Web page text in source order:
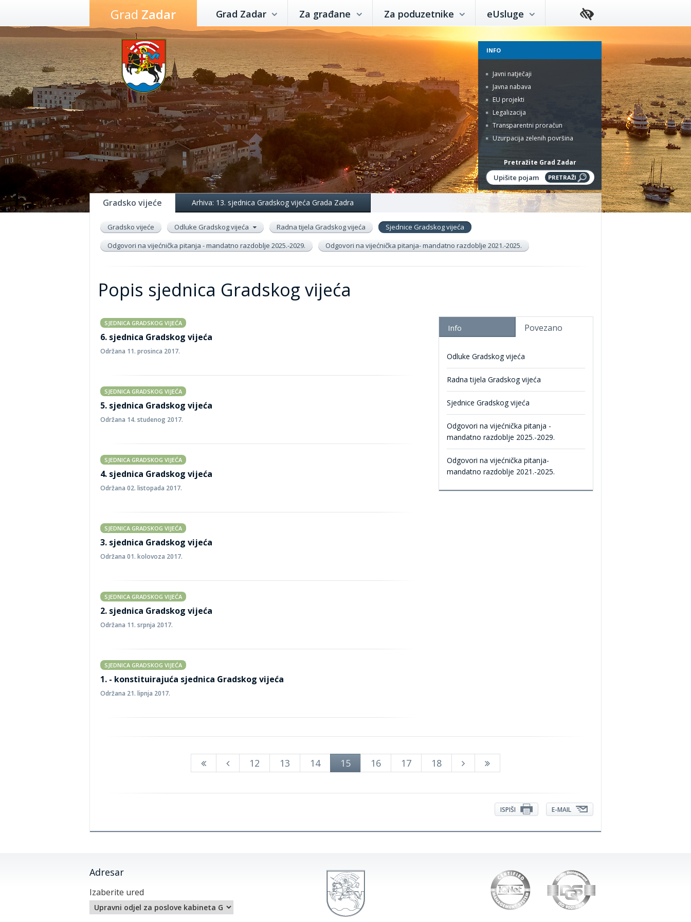
Preskoči
sadržaj
Grad Zadar Grad Zadar Za građane Za poduzetnike eUsluge
INFO
Javni natječaji
Javna nabava
EU projekti
Legalizacija
Transparentni proračun
Uzurpacija zelenih površina
Pretražite Grad Zadar
Gradsko vijeće Arhiva: 13. sjednica Gradskog vijeća Grada Zadra
Gradsko vijeće Odluke Gradskog vijeća Radna tijela Gradskog vijeća
Sjednice Gradskog vijeća
Odgovori na vijećnička pitanja - mandatno razdoblje 2025.-2029.
Odgovori na vijećnička pitanja- mandatno razdoblje 2021.-2025.
Popis sjednica Gradskog vijeća
SJEDNICA GRADSKOG VIJEĆA
6. sjednica Gradskog vijeća
Održana 11. prosinca 2017.
SJEDNICA GRADSKOG VIJEĆA
5. sjednica Gradskog vijeća
Održana 14. studenog 2017.
SJEDNICA GRADSKOG VIJEĆA
4. sjednica Gradskog vijeća
Održana 02. listopada 2017.
SJEDNICA GRADSKOG VIJEĆA
3. sjednica Gradskog vijeća
Održana 01. kolovoza 2017.
SJEDNICA GRADSKOG VIJEĆA
2. sjednica Gradskog vijeća
Održana 11. srpnja 2017.
SJEDNICA GRADSKOG VIJEĆA
1. - konstituirajuća sjednica Gradskog vijeća
Održana 21. lipnja 2017.
Info Povezano
Odluke Gradskog vijeća
Radna tijela Gradskog vijeća
Sjednice Gradskog vijeća
Odgovori na vijećnička pitanja -
mandatno razdoblje 2025.-2029.
Odgovori na vijećnička pitanja-
mandatno razdoblje 2021.-2025.
12 13 14 15 16 17 18
E-MAIL
ISPIŠI
Adresar
Izaberite ured